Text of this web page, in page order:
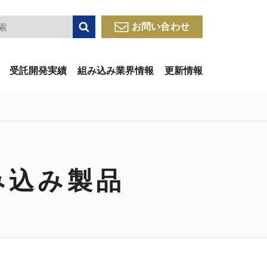
検索 お問い合わせ
受託開発実績 組み込み業界情報 更新情報
み製品